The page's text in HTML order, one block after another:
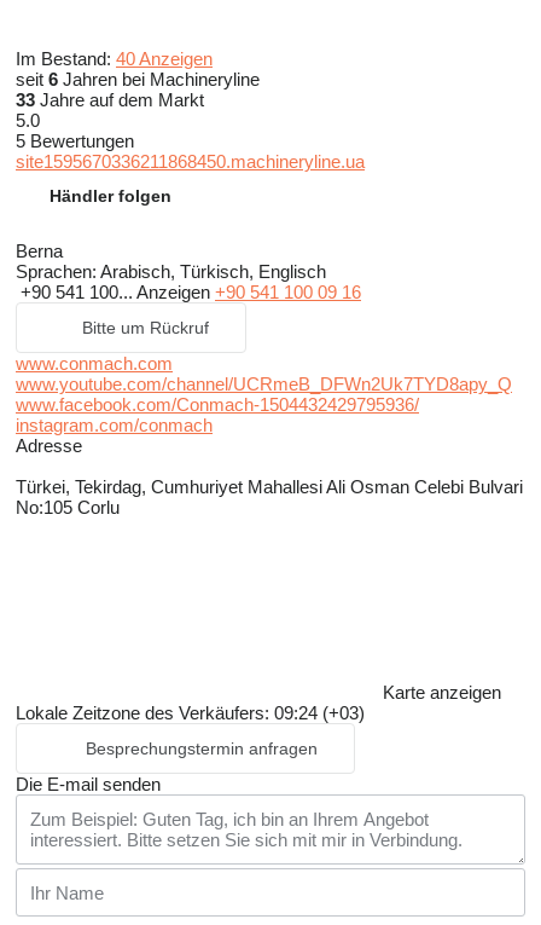
Im Bestand: 40 Anzeigen
seit 6 Jahren bei Machineryline
33 Jahre auf dem Markt
5.0
5 Bewertungen
site1595670336211868450.machineryline.ua
Händler folgen
Berna
Sprachen: Arabisch, Türkisch, Englisch
+90 541 100... Anzeigen +90 541 100 09 16
Bitte um Rückruf
www.conmach.com
www.youtube.com/channel/UCRmeB_DFWn2Uk7TYD8apy_Q
www.facebook.com/Conmach-1504432429795936/
instagram.com/conmach
Adresse
Türkei, Tekirdag, Cumhuriyet Mahallesi Ali Osman Celebi Bulvari
No:105 Corlu
Karte anzeigen
Lokale Zeitzone des Verkäufers: 09:24 (+03)
Besprechungstermin anfragen
Die E-mail senden